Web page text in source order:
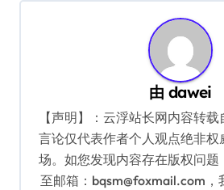
由dawei
【声明】：云浮站长网内容转
言论仅代表作者个人观点绝非权
场。如您发现内容存在版权问
至邮箱：bqsm@foxmail.com，